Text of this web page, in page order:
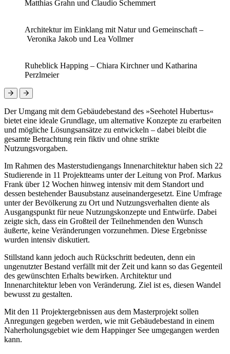
Matthias Grahn und Claudio Schemmert
Architektur im Einklang mit Natur und Gemeinschaft –
Veronika Jakob und Lea Vollmer
Ruheblick Happing – Chiara Kirchner und Katharina
Perzlmeier
Der Umgang mit dem Gebäudebestand des »Seehotel Hubertus«
bietet eine ideale Grundlage, um alternative Konzepte zu erarbeiten
und mögliche Lösungsansätze zu entwickeln – dabei bleibt die
gesamte Betrachtung rein fiktiv und ohne strikte
Nutzungsvorgaben.
Im Rahmen des Masterstudiengangs Innenarchitektur haben sich 22
Studierende in 11 Projektteams unter der Leitung von Prof. Markus
Frank über 12 Wochen hinweg intensiv mit dem Standort und
dessen bestehender Bausubstanz auseinandergesetzt. Eine Umfrage
unter der Bevölkerung zu Ort und Nutzungsverhalten diente als
Ausgangspunkt für neue Nutzungskonzepte und Entwürfe. Dabei
zeigte sich, dass ein Großteil der Teilnehmenden den Wunsch
äußerte, keine Veränderungen vorzunehmen. Diese Ergebnisse
wurden intensiv diskutiert.
Stillstand kann jedoch auch Rückschritt bedeuten, denn ein
ungenutzter Bestand verfällt mit der Zeit und kann so das Gegenteil
des gewünschten Erhalts bewirken. Architektur und
Innenarchitektur leben von Veränderung. Ziel ist es, diesen Wandel
bewusst zu gestalten.
Mit den 11 Projektergebnissen aus dem Masterprojekt sollen
Anregungen gegeben werden, wie mit Gebäudebestand in einem
Naherholungsgebiet wie dem Happinger See umgegangen werden
kann.